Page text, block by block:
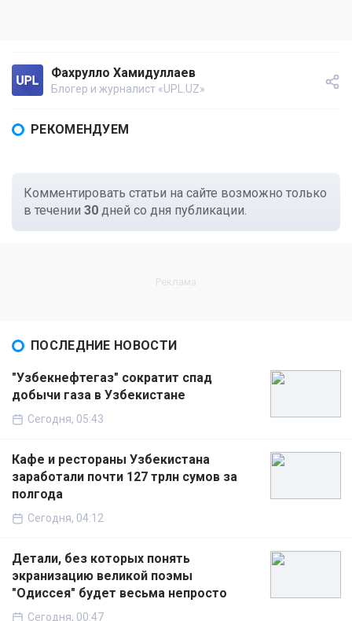
Фахрулло Хамидуллаев
Блогер и журналист «UPL.UZ»
РЕКОМЕНДУЕМ
Комментировать статьи на сайте возможно только
в течении 30 дней со дня публикации.
ПОСЛЕДНИЕ НОВОСТИ
"Узбекнефтегаз" сократит спад
добычи газа в Узбекистане
Сегодня, 05:43
Кафе и рестораны Узбекистана
заработали почти 127 трлн сумов за
полгода
Сегодня, 04:12
Детали, без которых понять
экранизацию великой поэмы
"Одиссея" будет весьма непросто
Сегодня, 00:47